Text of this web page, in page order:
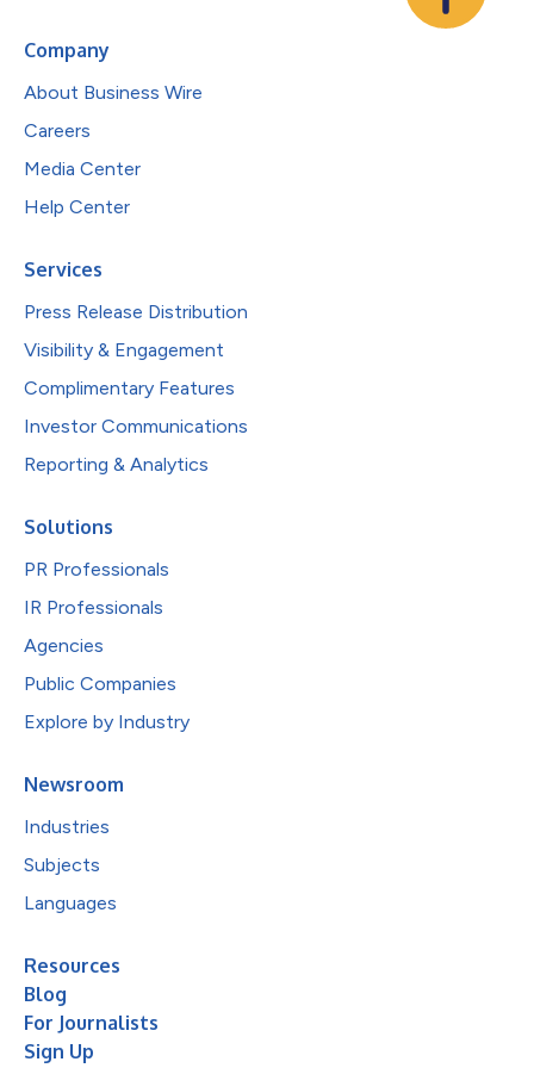
Company
About Business Wire
Careers
Media Center
Help Center
Services
Press Release Distribution
Visibility & Engagement
Complimentary Features
Investor Communications
Reporting & Analytics
Solutions
PR Professionals
IR Professionals
Agencies
Public Companies
Explore by Industry
Newsroom
Industries
Subjects
Languages
Resources
Blog
For Journalists
Sign Up